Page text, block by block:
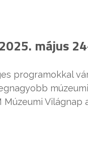
május
programokkal
Múzeumi